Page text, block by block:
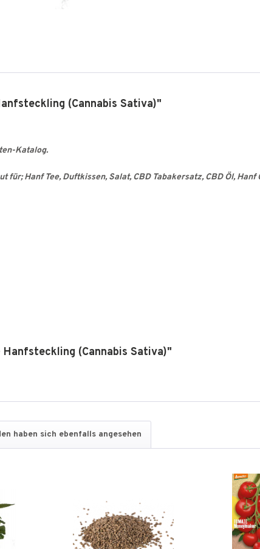
(Cannabis Sativa)"
Katalog.
Hanf Tee, Duftkissen, Salat, CBD Tabakersatz, CBD Öl, Hanf
(Cannabis Sativa)"
haben sich ebenfalls angesehen